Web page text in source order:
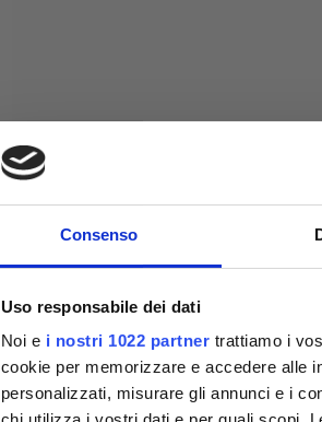
Consenso
Uso responsabile dei dati
Noi e i nostri 1022 partner trattiamo i
cookie per memorizzare e accedere alle
personalizzati, misurare gli annunci e i
Completa il